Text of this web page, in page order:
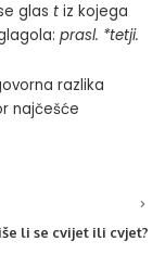
glas t iz kojega
prasl. *tetji.
razlika
najčešće
li se cvijet ili cvjet?